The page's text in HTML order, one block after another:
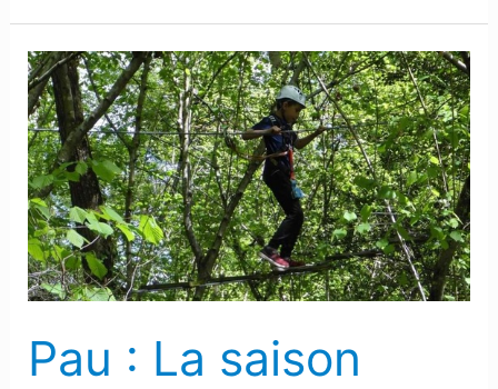
Pau : La saison
Pau
:
La
saison
reprend
à
la
Forêt
Vert’tiges